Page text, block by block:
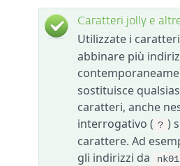
Caratteri jolly e
Utilizzate i
abbinare più
sostituisce
caratteri, anche
interrogativo ( ? )
carattere. Ad
gli indirizzi da